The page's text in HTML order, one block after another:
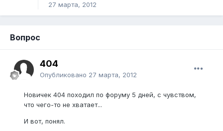
27 марта, 2012
Вопрос
404
Опубликовано 27 марта, 2012
Новичек 404 походил по форуму 5 дней, с чувством,
что чего-то не хватает...
И вот, понял.